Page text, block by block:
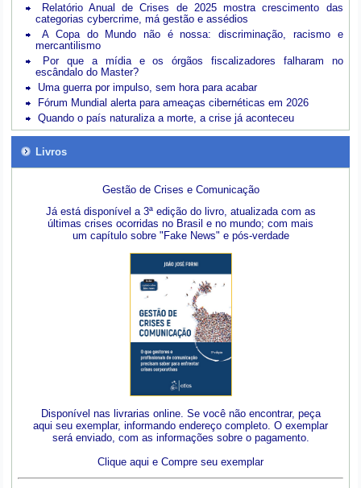
Relatório Anual de Crises de 2025 mostra crescimento das
categorias cybercrime, má gestão e assédios
A Copa do Mundo não é nossa: discriminação, racismo e
mercantilismo
Por que a mídia e os órgãos fiscalizadores falharam no
escândalo do Master?
Uma guerra por impulso, sem hora para acabar
Fórum Mundial alerta para ameaças cibernéticas em 2026
Quando o país naturaliza a morte, a crise já aconteceu
Livros
Gestão de Crises e Comunicação
Já está disponível a 3ª edição do livro, atualizada com as
últimas crises ocorridas no Brasil e no mundo; com mais
um capítulo sobre "Fake News" e pós-verdade
Disponível nas livrarias online. Se você não encontrar, peça
aqui seu exemplar, informando endereço completo. O exemplar
será enviado, com as informações sobre o pagamento.
Clique aqui e Compre seu exemplar